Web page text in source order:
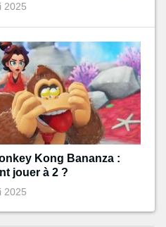
2025
Kong Bananza :
jouer à 2 ?
2025